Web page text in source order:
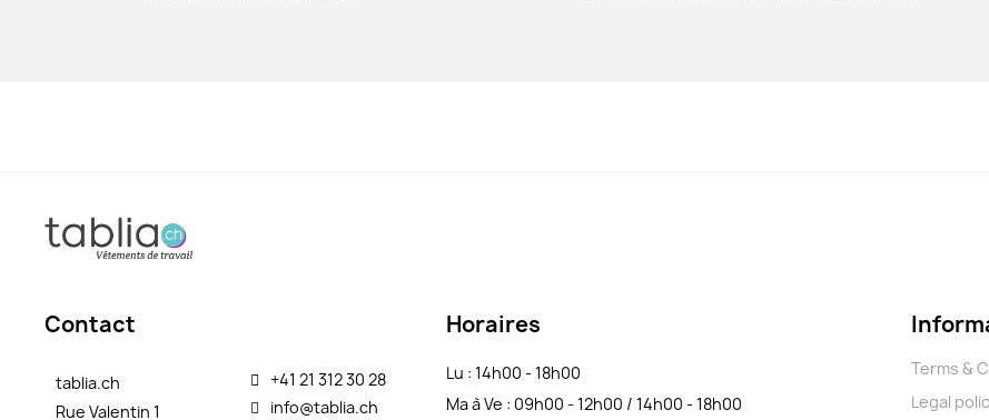
Contact
tablia.ch
Rue Valentin 1
+41 21 312 30 28
info@tablia.ch
Horaires
Lu : 14h00 - 18h00
Ma à Ve : 09h00 - 12h00 / 14h00 - 18h00
Terms &
Legal